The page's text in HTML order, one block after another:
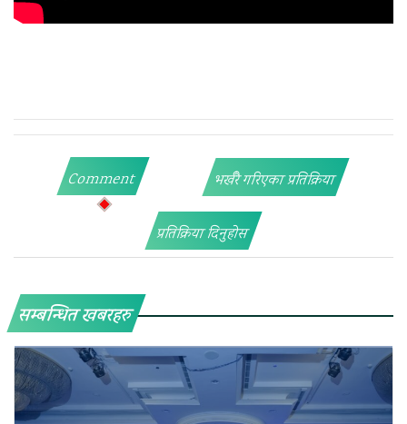
Comment भर्खरै गरिएका प्रतिक्रिया
प्रतिक्रिया दिनुहोस
सम्बन्धित खबरहरु